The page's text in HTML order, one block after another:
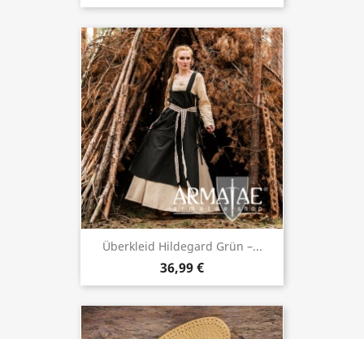
Überkleid Hildegard Grün –...
36,99 €